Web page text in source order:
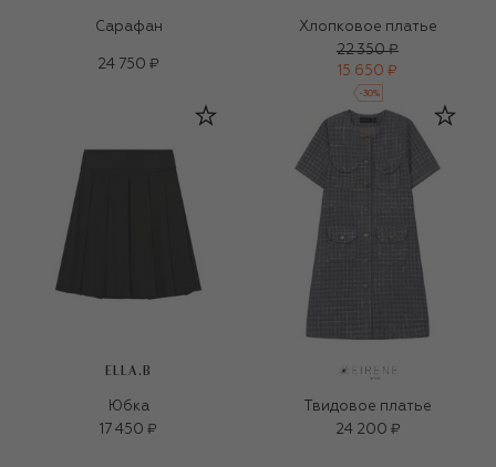
Сарафан
24 750 ₽
Хлопковое платье
22 350 ₽
15 650 ₽
-30%
ELLA.B
Юбка
17 450 ₽
Твидовое платье
24 200 ₽